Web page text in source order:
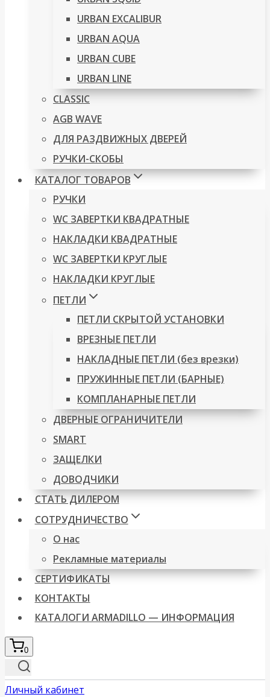
URBAN EXCALIBUR
URBAN AQUA
URBAN CUBE
URBAN LINE
CLASSIC
AGB WAVE
ДЛЯ РАЗДВИЖНЫХ ДВЕРЕЙ
РУЧКИ-СКОБЫ
КАТАЛОГ ТОВАРОВ
РУЧКИ
WC ЗАВЕРТКИ КВАДРАТНЫЕ
НАКЛАДКИ КВАДРАТНЫЕ
WC ЗАВЕРТКИ КРУГЛЫЕ
НАКЛАДКИ КРУГЛЫЕ
ПЕТЛИ
ПЕТЛИ СКРЫТОЙ УСТАНОВКИ
ВРЕЗНЫЕ ПЕТЛИ
НАКЛАДНЫЕ ПЕТЛИ (без врезки)
ПРУЖИННЫЕ ПЕТЛИ (БАРНЫЕ)
КОМПЛАНАРНЫЕ ПЕТЛИ
ДВЕРНЫЕ ОГРАНИЧИТЕЛИ
SMART
ЗАЩЕЛКИ
ДОВОДЧИКИ
СТАТЬ ДИЛЕРОМ
СОТРУДНИЧЕСТВО
О нас
Рекламные материалы
СЕРТИФИКАТЫ
КОНТАКТЫ
КАТАЛОГИ ARMADILLO — ИНФОРМАЦИЯ
0
Личный кабинет